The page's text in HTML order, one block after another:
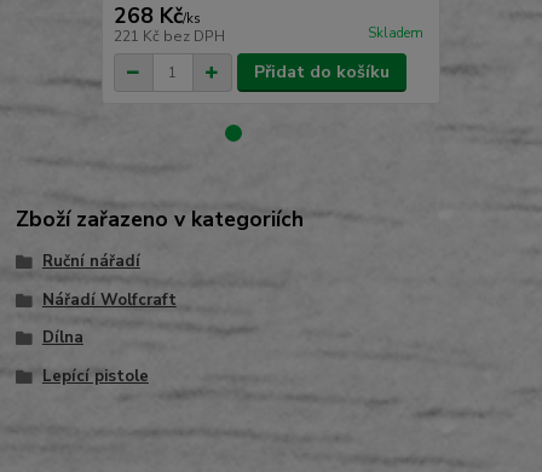
268 Kč/ks
221 Kč bez DPH Skladem
Přidat do košíku
Zboží zařazeno v kategoriích
Ruční nářadí
Nářadí Wolfcraft
Dílna
Lepící pistole